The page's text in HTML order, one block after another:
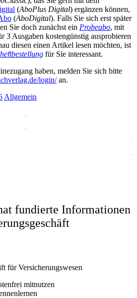
(AboPlus Digital) ergänzen können,
(AboDigital). Falls Sie sich erst später
Sie doch zunächst ein Probeabo, mit
3 Ausgaben kostengünstig ausprobieren
diesen einen Artikel lesen möchten, ist
für Sie interessant.
haben, melden Sie sich bitte
login/an.
Allgemein
fundierte Informationen
mitnutzen